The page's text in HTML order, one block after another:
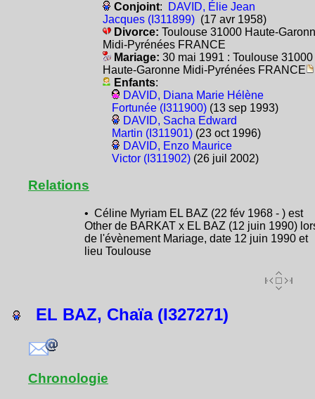
Conjoint:
DAVID, Élie Jean
Jacques (I311899)(17 avr 1958)
Divorce: Toulouse 31000 Haute-
Midi-Pyrénées FRANCE
Mariage: 30 mai 1991 : Toulouse 31000
Haute-Garonne Midi-Pyrénées FRANCE
Enfants:
DAVID, Diana Marie Hélène
Fortunée (I311900)(13 sep 1993)
DAVID, Sacha Edward
Martin (I311901)(23 oct 1996)
DAVID, Enzo Maurice
Victor (I311902)(26 juil 2002)
Relations
• Céline Myriam EL BAZ (22 fév 1968 - ) est
Other de BARKAT x EL BAZ (12 juin 1990)
de l'évènement Mariage, date 12 juin 1990 et
lieu Toulouse
EL BAZ, Chaïa (I327271)
Chronologie